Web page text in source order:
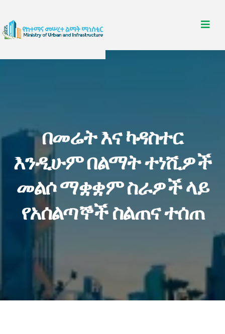
በመሬት እና ካዳስተር
እንዲሁም በልማት ተነሺዎች
መልሶ ማቋቋም ስራዎች ላይ
የአሰልጣኞች ስልጠና ተሰጠ